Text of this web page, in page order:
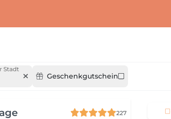
Stadt
Geschenkgutschein
227